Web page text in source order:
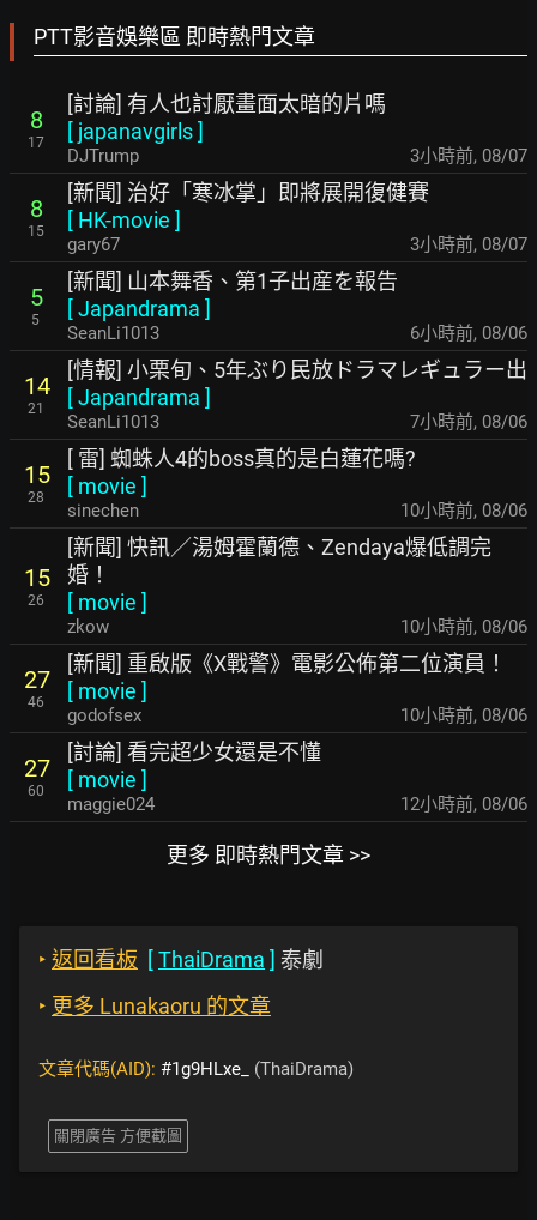
PTT影音娛樂區 即時熱門文章
8
17
[討論] 有人也討厭畫面太暗的片嗎
[ japanavgirls]
DJTrump 3小時前, 08/07
8
15
[新聞] 治好「寒冰掌」即將展開復健賽
[ HK-movie ]
gary67 3小時前, 08/07
5
5
[新聞] 山本舞香、第1子出産を報告
[Japandrama ]
SeanLi1013 6小時前, 08/06
14
21
[情報] 小栗旬、5年ぶり民放ドラマレギュラー出
[Japandrama ]
SeanLi1013 7小時前, 08/06
15
28
[ 雷] 蜘蛛人4的boss真的是白蓮花嗎?
[ movie ]
sinechen 10小時前, 08/06
15
26
[新聞] 快訊／湯姆霍蘭德、Zendaya爆低調完
婚！
[ movie ]
zkow 10小時前, 08/06
27
46
[新聞] 重啟版《X戰警》電影公佈第二位演員！
[ movie ]
godofsex 10小時前, 08/06
27
60
[討論] 看完超少女還是不懂
[ movie ]
maggie024 12小時前, 08/06
更多 即時熱門文章 >>
‣ 返回看板 [ThaiDrama ] 泰劇
‣ 更多 Lunakaoru 的文章
文章代碼(AID): #1g9HLxe_ (ThaiDrama)
關閉廣告 方便截圖